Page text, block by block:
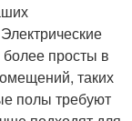
просты в
таких
полы требуют